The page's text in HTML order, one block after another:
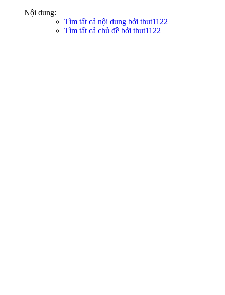
Nội dung:
Tìm tất cả nội dung bởi thut1122
Tìm tất cả chủ đề bởi thut1122